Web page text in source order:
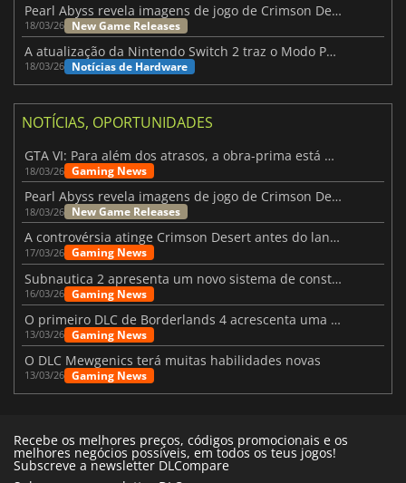
Pearl Abyss revela imagens de jogo de Crimson Desert para a PS5
18/03/26 New Game Releases
A atualização da Nintendo Switch 2 traz o Modo Portátil aos jogos mais antigos da Switch
18/03/26 Notícias de Hardware
NOTÍCIAS, OPORTUNIDADES
GTA VI: Para além dos atrasos, a obra-prima está quase a chegar
18/03/26 Gaming News
Pearl Abyss revela imagens de jogo de Crimson Desert para a PS5
18/03/26 New Game Releases
A controvérsia atinge Crimson Desert antes do lançamento
17/03/26 Gaming News
Subnautica 2 apresenta um novo sistema de construção de bases
16/03/26 Gaming News
O primeiro DLC de Borderlands 4 acrescenta uma nova personagem e muito mais
13/03/26 Gaming News
O DLC Mewgenics terá muitas habilidades novas
13/03/26 Gaming News
Recebe os melhores preços, códigos promocionais e os
melhores negócios possíveis, em todos os teus jogos!
Subscreve a newsletter DLCompare